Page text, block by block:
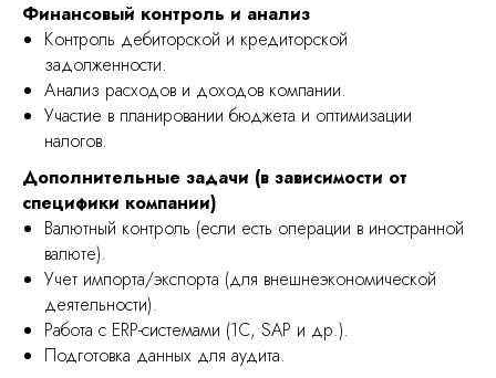
Финансовый контроль и анализ
Контроль дебиторской и кредиторской
задолженности.
Анализ расходов и доходов компании.
Участие в планировании бюджета и оптимизации
налогов.
Дополнительные задачи (в зависимости от
специфики компании)
Валютный контроль (если есть операции в иностранной
валюте).
Учет импорта/экспорта (для внешнеэкономической
деятельности).
Работа с ERP-системами (1С, SAP и др.).
Подготовка данных для аудита.